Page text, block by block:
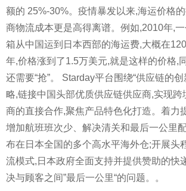
额的 25%-30%。疫情暴发以来,海运价格
商物流成本更是高得离谱。例如,2010年,
箱从中国运到日本西部的海运费,大概在
年,价格涨到了1.5万美元,就是这样的价格,
还需要“抢”。 Starday平台围绕“供应链的
略,链接中国头部优质供应链供应商,实现跨
商的直接合作,聚焦产品特色化打造。着力
增加航班班次少、解决清关和最后一公里
布在日本全国的多个高水平海外仓;开展头
流模式,日本政府全面支持并提供赞助的快
决与顾客之间”最后一公里“的问题。。